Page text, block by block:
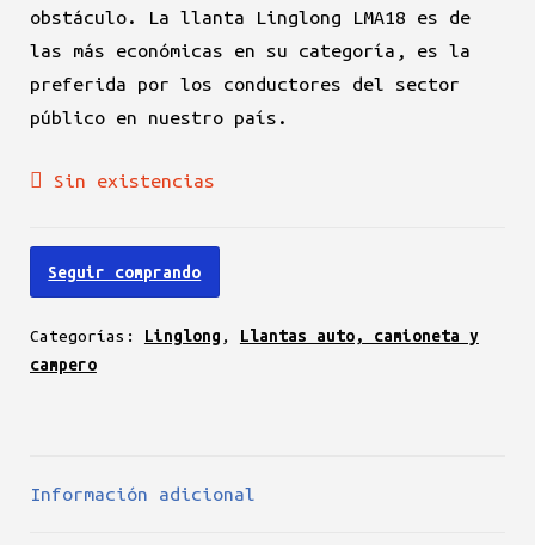
obstáculo. La llanta Linglong LMA18 es de
las más económicas en su categoría, es la
preferida por los conductores del sector
público en nuestro país.
Sin existencias
Seguir comprando
Categorías: Linglong , Llantas auto, camioneta y
campero
Información adicional